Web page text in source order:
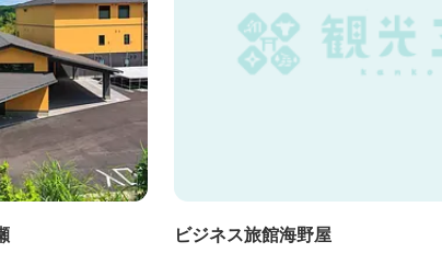
ビジネス旅館海野屋